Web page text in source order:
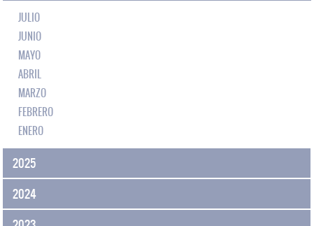
JULIO
JUNIO
MAYO
ABRIL
MARZO
FEBRERO
ENERO
2025
2024